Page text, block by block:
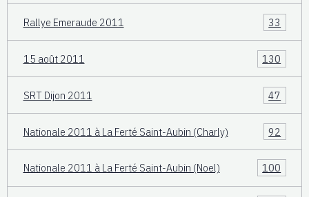
Rallye Emeraude 2011 33
15 août 2011 130
SRT Dijon 2011 47
Nationale 2011 à La Ferté Saint-Aubin (Charly) 92
Nationale 2011 à La Ferté Saint-Aubin (Noel) 100